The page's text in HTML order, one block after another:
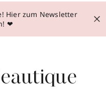
Hier zum Newsletter
❤